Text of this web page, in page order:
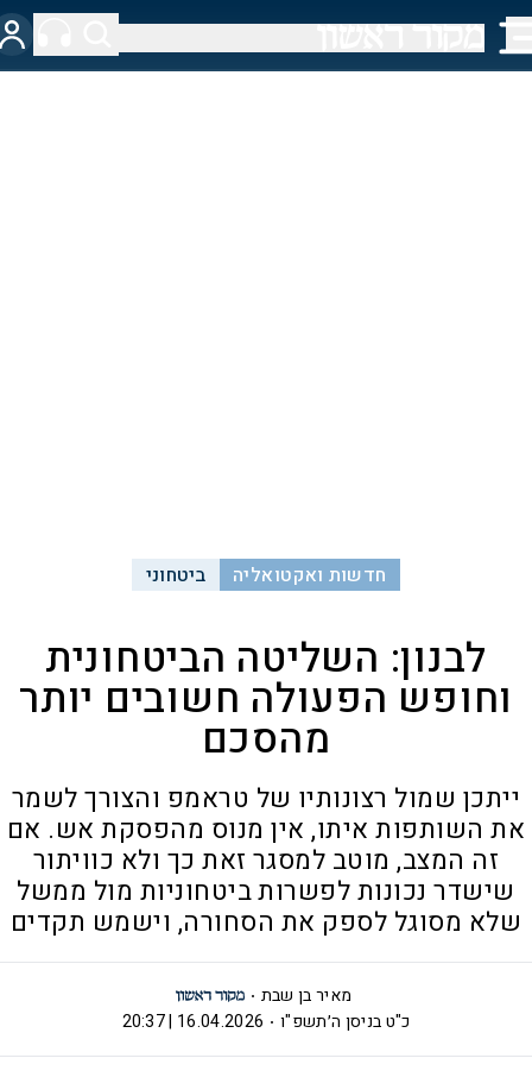
חדשות ואקטואליה ביטחוני
לבנון: השליטה הביטחונית
וחופש הפעולה חשובים יותר
מהסכם
ייתכן שמול רצונותיו של טראמפ והצורך לשמר
את השותפות איתו, אין מנוס מהפסקת אש. אם
זה המצב, מוטב למסגר זאת כך ולא כוויתור
שישדר נכונות לפשרות ביטחוניות מול ממשל
שלא מסוגל לספק את הסחורה, וישמש תקדים
מאיר בן שבת
כ"ט בניסן ה׳תשפ"ו
16.04.2026 | 20:37